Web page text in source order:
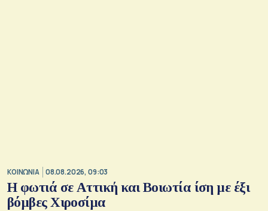
ΚΟΙΝΩΝΙΑ 08.08.2026, 09:03
Η φωτιά σε Αττική και Βοιωτία ίση με έξι
βόμβες Χιροσίμα